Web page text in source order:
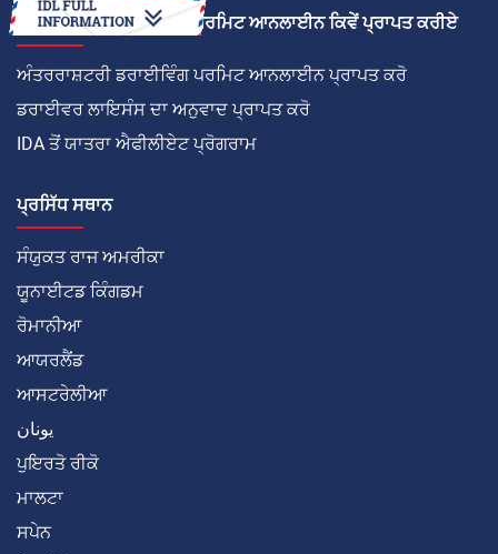
ਅੰਤਰਰਾਸ਼ਟਰੀ ਡਰਾਈਵਿੰਗ ਪਰਮਿਟ ਆਨਲਾਈਨ ਕਿਵੇਂ ਪ੍ਰਾਪਤ ਕਰੀਏ
ਅੰਤਰਰਾਸ਼ਟਰੀ ਡਰਾਈਵਿੰਗ ਪਰਮਿਟ ਆਨਲਾਈਨ ਪ੍ਰਾਪਤ ਕਰੋ
ਡਰਾਈਵਰ ਲਾਇਸੰਸ ਦਾ ਅਨੁਵਾਦ ਪ੍ਰਾਪਤ ਕਰੋ
IDA ਤੋਂ ਯਾਤਰਾ ਐਫੀਲੀਏਟ ਪ੍ਰੋਗਰਾਮ
ਪ੍ਰਸਿੱਧ ਸਥਾਨ
ਸੰਯੁਕਤ ਰਾਜ ਅਮਰੀਕਾ
ਯੂਨਾਈਟਡ ਕਿੰਗਡਮ
ਰੋਮਾਨੀਆ
ਆਯਰਲੈਂਡ
ਆਸਟਰੇਲੀਆ
يونان
ਪੁਇਰਤੋ ਰੀਕੋ
ਮਾਲਟਾ
ਸਪੇਨ